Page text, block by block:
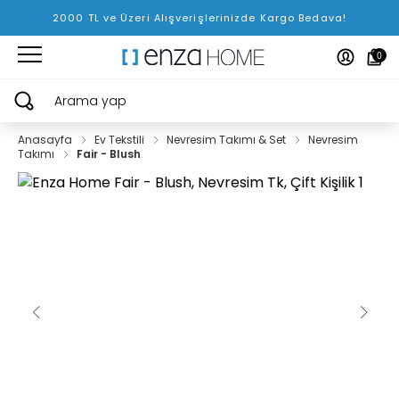
2000 TL ve Üzeri Alışverişlerinizde Kargo Bedava!
0
Arama yap
Anasayfa Ev Tekstili Nevresim Takımı & Set
Nevresim
Takımı
Fair - Blush